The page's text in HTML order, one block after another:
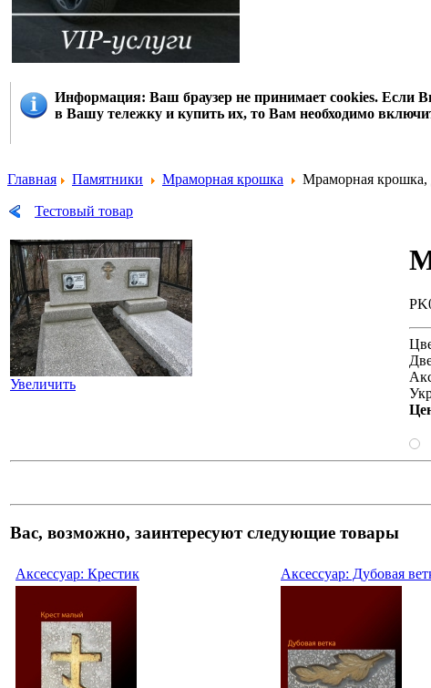
Информация: Ваш браузер не принимает cookies. Если
в Вашу тележку и купить их, то Вам необходимо
Главная Памятники Мраморная крошка Мраморная крошка,
Тестовый товар
Увеличить
Вас, возможно, заинтересуют следующие товары
Аксессуар: Крестик Аксессуар: Дубовая